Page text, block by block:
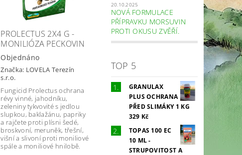
PROLECTUS 2X4 G -
MONILIÓZA PECKOVIN
Objednáno
Značka: LOVELA Terezín
s.r.o.
Fungicid Prolectus ochrana
révy vinné, jahodníku,
zeleniny tykvovité s jedlou
slupkou, baklažánu, papriky
a rajčete proti plísni šedé,
broskvoní, meruněk, třešní,
višní a slivoní proti moniliové
spále a moniliové hnilobě.
20.10.2025
NOVÁ FORMULACE
PŘÍPRAVKU MORSUVIN
PROTI OKUSU ZVĚŘÍ.
TOP 5
GRANULAX
PLUS OCHRANA
PŘED SLIMÁKY 1 KG
329 Kč
TOPAS 100 EC
10 ML -
STRUPOVITOST A